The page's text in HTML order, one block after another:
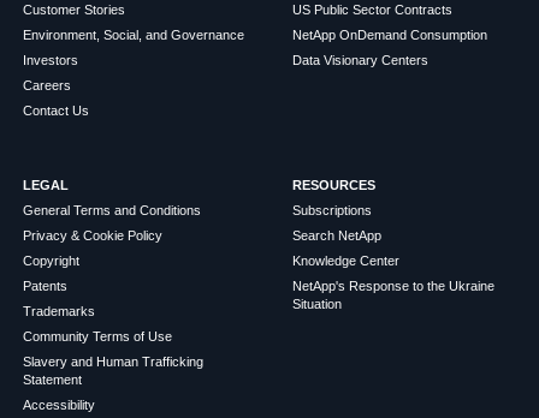
Customer Stories
Environment, Social, and Governance
Investors
Careers
Contact Us
US Public Sector Contracts
NetApp OnDemand Consumption
Data Visionary Centers
LEGAL
General Terms and Conditions
Privacy & Cookie Policy
Copyright
Patents
Trademarks
Community Terms of Use
Slavery and Human Trafficking
Statement
Accessibility
RESOURCES
Subscriptions
Search NetApp
Knowledge Center
NetApp's Response to the Ukraine
Situation